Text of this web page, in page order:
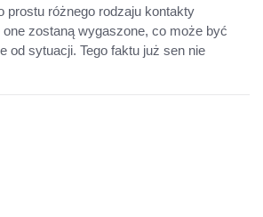
prostu różnego rodzaju kontakty
zostaną wygaszone, co może być
od sytuacji. Tego faktu już sen nie